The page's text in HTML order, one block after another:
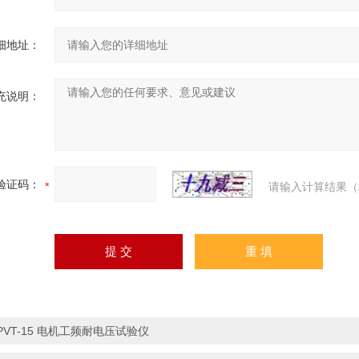
地址：
说明：
证码： 请输入计算结果
15 电机工频耐电压试验仪